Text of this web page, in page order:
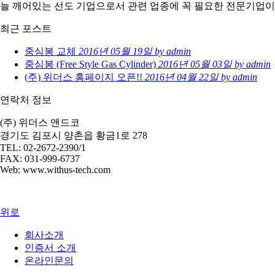
늘 깨어있는 선도 기업으로서 관련 업종에 꼭 필요한 전문기업
최근 포스트
중심봉 교체 2016년 05월 19일 by admin
중심봉 (Free Style Gas Cylinder) 2016년 05월 03일 by admin
(주) 위더스 홈페이지 오픈!! 2016년 04월 22일 by admin
연락처 정보
(주) 위더스 앤드코
경기도 김포시 양촌읍 황금1로 278
TEL: 02-2672-2390/1
FAX: 031-999-6737
Web: www.withus-tech.com
위로
회사소개
인증서 소개
온라인문의